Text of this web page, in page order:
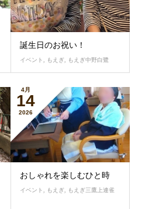
誕生日のお祝い！
イベント もえぎ もえぎ中野白鷺
4月
14
2026
おしゃれを楽しむひと時
イベント, もえぎ, もえぎ三鷹上連雀